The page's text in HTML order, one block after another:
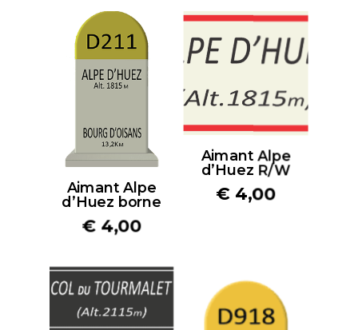
Aimant Alpe
d’Huez borne
€ 4,00
Aimant Alpe
d’Huez R/W
€ 4,00